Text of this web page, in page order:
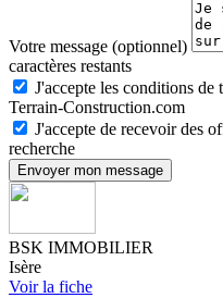
Votre message (optionnel)
caractères restants
J'accepte les conditions de
Terrain-Construction.com
J'accepte de recevoir des
recherche
Envoyer mon message
BSK IMMOBILIER
Isère
Voir la fiche